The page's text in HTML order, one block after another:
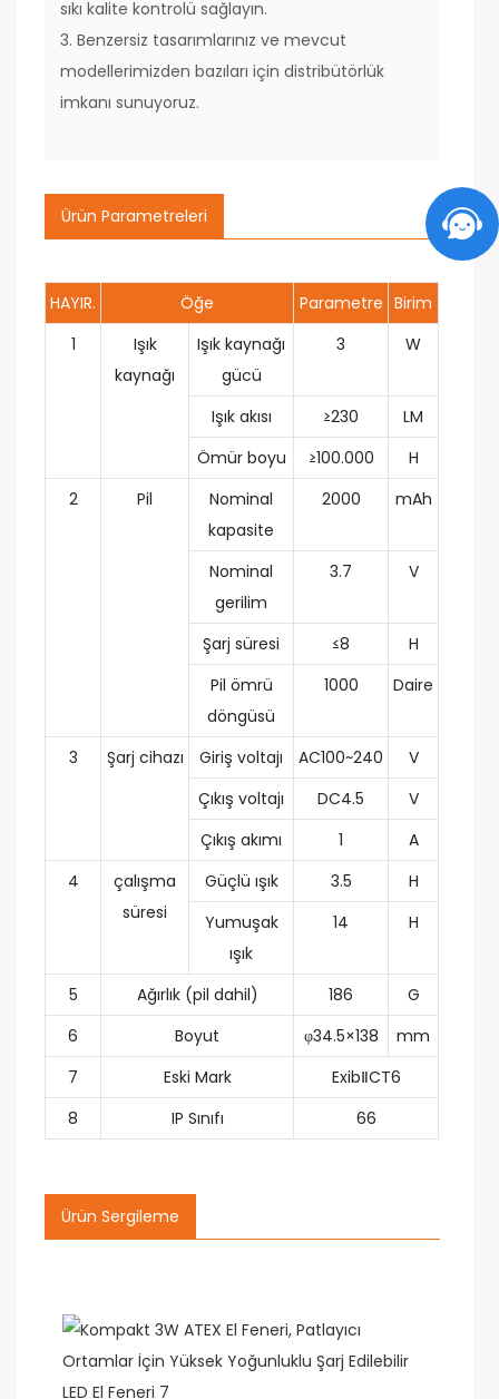
sıkı kalite kontrolü sağlayın.
3. Benzersiz tasarımlarınız ve mevcut
modellerimizden bazıları için distribütörlük
imkanı sunuyoruz.
Ürün Parametreleri
HAYIR. Öğe Parametre Birim
1
Işık
kaynağı
Işık kaynağı
gücü
3 W
Işık akısı ≥230
LM
Ömür boyu
≥100.000
H
2
Pil
Nominal
kapasite
2000 mAh
Nominal
gerilim
3.7 V
Şarj süresi ≤8
H
Pil ömrü
döngüsü
1000 Daire
3 Şarj cihazı Giriş voltajı AC100~240
V
Çıkış voltajı
DC4.5
V
Çıkış akımı
1
A
4
çalışma
süresi
Güçlü ışık 3.5
H
Yumuşak
ışık
14 H
5 Ağırlık (pil dahil) 186
G
6
Boyut φ34.5×138
mm
7
Eski Mark
ExibⅡCT6
8
IP Sınıfı 66
Ürün Sergileme